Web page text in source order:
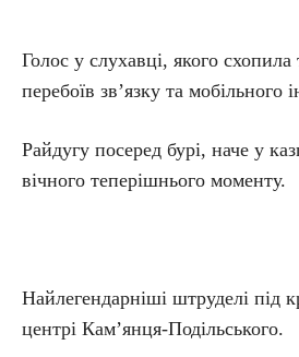
Голос у слухавці, якого
перебоїв зв’язку та мобільного
Райдугу посеред бурі, наче у
вічного теперішнього моменту.
Найлегендарніші штруделі під
центрі Кам’янця-Подільського.